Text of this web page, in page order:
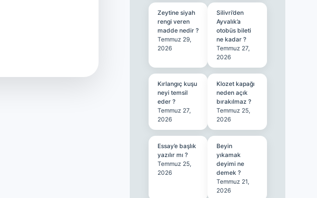
Zeytine siyah
rengi veren
madde nedir ?
Temmuz 29,
2026
Silivri’den
Ayvalık’a
otobüs bileti
ne kadar ?
Temmuz 27,
2026
Kırlangıç kuşu
neyi temsil
eder ?
Temmuz 27,
2026
Klozet kapağı
neden açık
bırakılmaz ?
Temmuz 25,
2026
Essay’e başlık
yazılır mı ?
Temmuz 25,
2026
Beyin
yıkamak
deyimi ne
demek ?
Temmuz 21,
2026